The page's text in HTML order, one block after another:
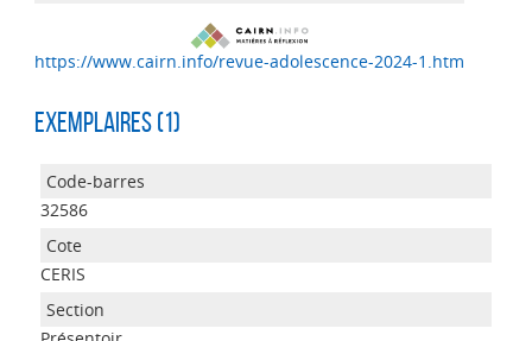
https://www.cairn.info/revue-adolescence-2024-1.htm
Exemplaires (1)
32586
CERIS